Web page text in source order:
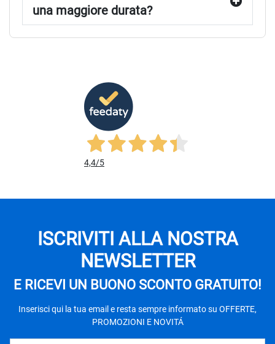
una maggiore durata?
4,4/5
ISCRIVITI ALLA NOSTRA
NEWSLETTER
E RICEVI UN BUONO SCONTO GRATUITO!
Inserisci qui la tua email e resta sempre informato su OFFERTE,
PROMOZIONI E NOVITÁ